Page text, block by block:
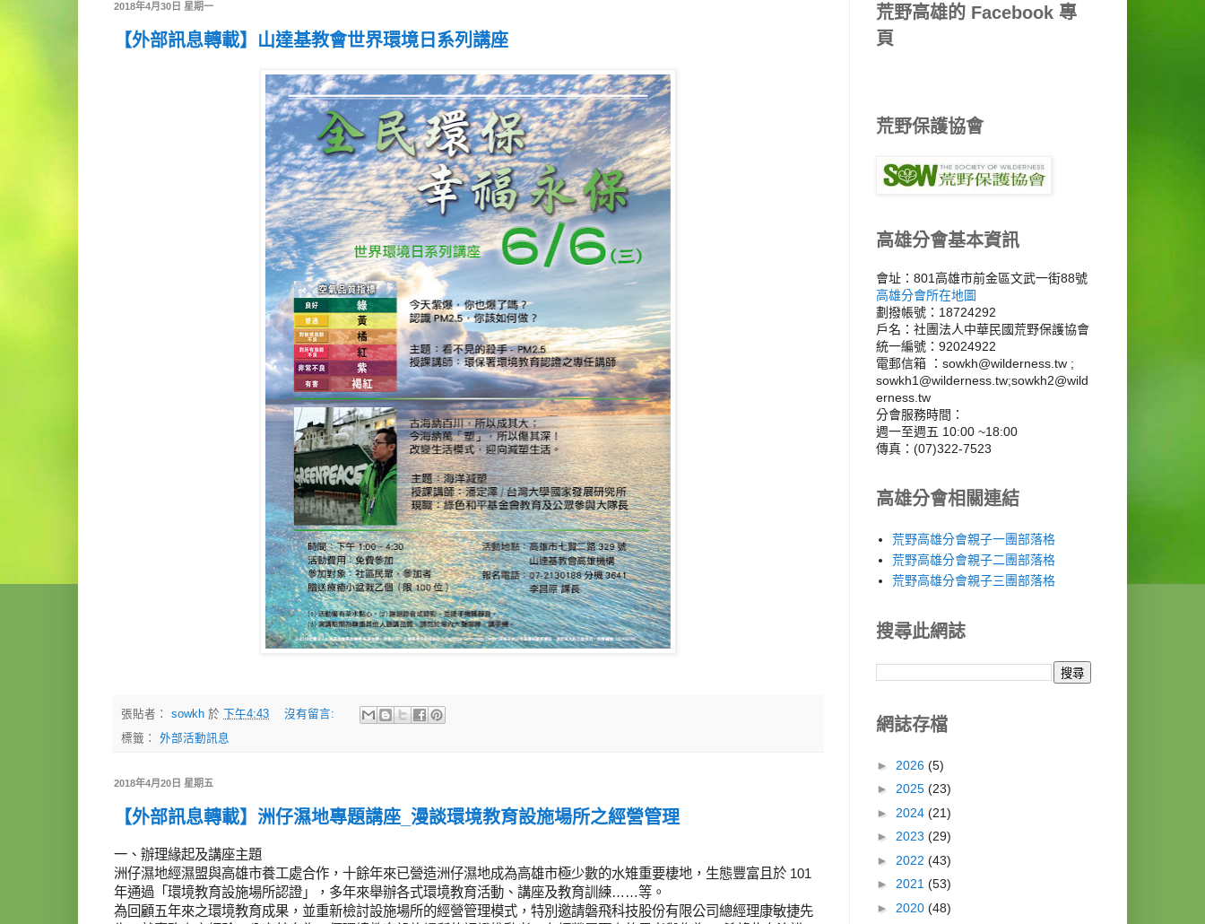
2018年4月30日 星期一
【外部訊息轉載】山達基教會世界環境日系列講座
張貼者： sowkh 於 下午4:43
沒有留言:
標籤： 外部活動訊息
2018年4月20日 星期五
【外部訊息轉載】洲仔濕地專題講座_漫談環境教育設施場所之經營管理
一、辦理緣起及講座主題
洲仔濕地經濕盟與高雄市養工處合作，十餘年來已營造洲仔濕地成為高雄市極少數的水雉重要棲地，生態豐富且於 101
年通過「環境教育設施場所認證」，多年來舉辦各式環境教育活動、講座及教育訓練……等。
為回顧五年來之環境教育成果，並重新檢討設施場所的經營管理模式，特別邀請磐飛科技股份有限公司總經理康敏捷先
荒野高雄的 Facebook 專
頁
荒野保護協會
高雄分會基本資訊
會址：801高雄市前金區文武一街88號
高雄分會所在地圖
劃撥帳號：18724292
戶名：社團法人中華民國荒野保護協會
統一編號：92024922
電郵信箱 ：sowkh@wilderness.tw ;
sowkh1@wilderness.tw;sowkh2@wild
erness.tw
分會服務時間：
週一至週五 10:00 ~18:00
傳真：(07)322-7523
高雄分會相關連結
荒野高雄分會親子一團部落格
荒野高雄分會親子二團部落格
荒野高雄分會親子三團部落格
搜尋此網誌
網誌存檔
► 2026 (5)
► 2025 (23)
► 2024 (21)
► 2023 (29)
► 2022 (43)
► 2021 (53)
► 2020 (48)